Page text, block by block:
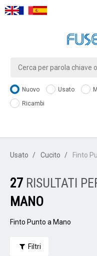
Nuovo Usato
Ricambi
Usato Cucito Finto
27 RISULTATI
MANO
Finto Punto a Mano
Filtri